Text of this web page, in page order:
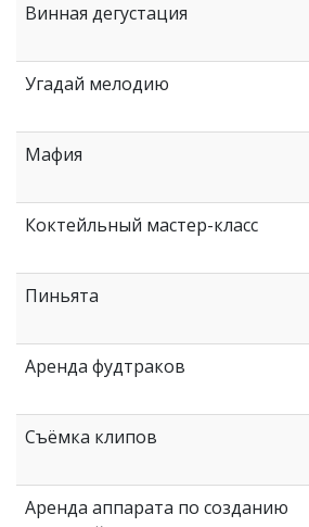
Винная дегустация
Угадай мелодию
Мафия
Коктейльный мастер-класс
Пиньята
Аренда фудтраков
Съёмка клипов
Аренда аппарата по созданию